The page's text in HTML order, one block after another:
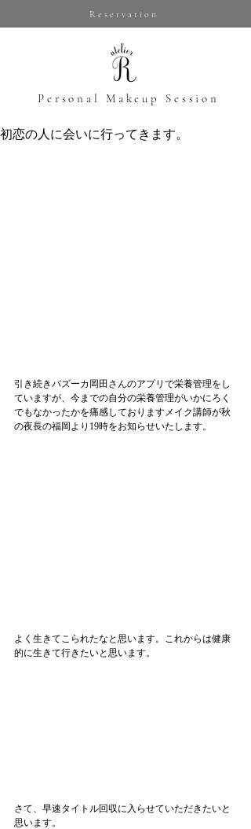
Reservation
​Personal Makeup Session
初恋の人に会いに行ってきます。
引き続きバズーカ岡田さんのアプリで栄養管理をし
ていますが、今までの自分の栄養管理がいかにろく
でもなかったかを痛感しておりますメイク講師が秋
の夜長の福岡より19時をお知らせいたします。
よく生きてこられたなと思います。これからは健康
的に生きて行きたいと思います。
さて、早速タイトル回収に入らせていただきたいと
思います。